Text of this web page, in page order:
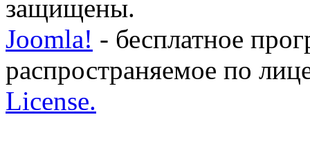
защищены.
Joomla! - бесплатное
распространяемое по
License.